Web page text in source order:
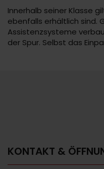
Innerhalb seiner Klasse
ebenfalls erhältlich sind.
Assistenzsysteme
der Spur. Selbst das
KONTAKT &